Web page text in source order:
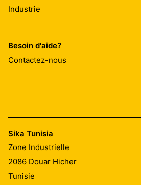
Industrie
Besoin d'aide?
Contactez-nous
Sika Tunisia
Zone Industrielle
2086 Douar Hicher
Tunisie